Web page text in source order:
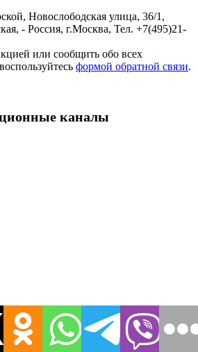
Новослободская улица, 36/1 ,
- Россия, г.Москва, Тел. +7(495)21-
или сообщить обо всех
формой обратной связи.
каналы